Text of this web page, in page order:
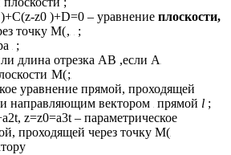
z0 )+D=0 – уравнение плоскости,
точку M(,
;
;
длина отрезка AB ,если A
M(;
уравнение прямой, проходящей
и направляющим вектором прямой l ;
z=z0=a3t – параметрическое
проходящей через точку M(